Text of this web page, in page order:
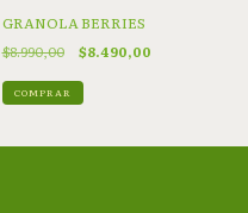
GRANOLA BERRIES
$8.990,00 $8.490,00
COMPRAR